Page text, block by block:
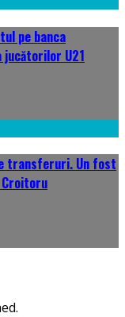
pe banca
jucătorilor U21
transferuri. Un fost